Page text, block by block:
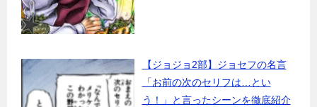
【ジョジョ2部】ジョセフの名言
「お前の次のセリフは…とい
う！」と言ったシーンを徹底紹介